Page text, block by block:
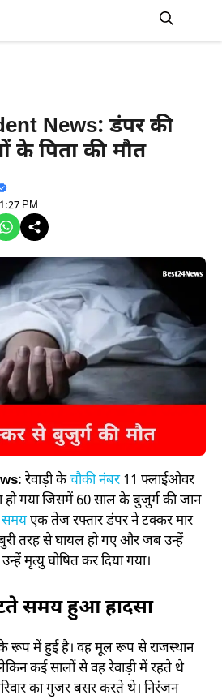
News: डंपर की
के पिता की मौत
PM
: रेवाड़ी केचौकी नंबर11 फ्लाईओवर
हो गया जिसमें 60 साल के बुजुर्ग की जान
समयएक तेज रफ्तार डंपर ने टक्कर मार
तरह से घायल हो गए और जब उन्हें
मृत्यु घोषित कर दिया गया।
समय हुआ हादसा
रूप में हुई है। वह मूल रूप से राजस्थान
कई सालों से वह रेवाड़ी में रहते थे
का गुजर बसर करते थे। निरंजन